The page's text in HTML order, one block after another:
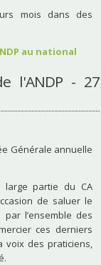
mois dans des
au national
l'ANDP - 27
Générale annuelle
partie du CA
de saluer le
l’ensemble des
ces derniers
voix des praticiens,